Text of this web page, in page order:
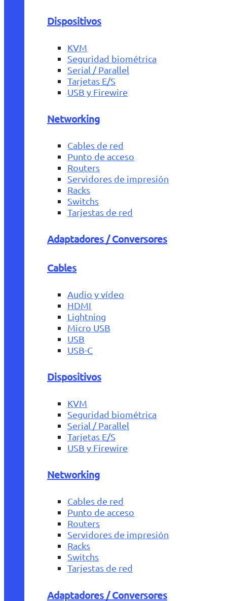
Dispositivos
KVM
Seguridad biométrica
Serial / Parallel
Tarjetas E/S
USB y Firewire
Networking
Cables de red
Punto de acceso
Routers
Servidores de impresión
Racks
Switchs
Tarjestas de red
Adaptadores / Conversores
Cables
Audio y vídeo
HDMI
Lightning
Micro USB
USB
USB-C
Dispositivos
KVM
Seguridad biométrica
Serial / Parallel
Tarjetas E/S
USB y Firewire
Networking
Cables de red
Punto de acceso
Routers
Servidores de impresión
Racks
Switchs
Tarjestas de red
Adaptadores / Conversores